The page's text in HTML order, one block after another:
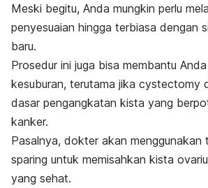
Meski begitu, Anda mungkin perlu
penyesuaian hingga terbiasa dengan
baru.
Prosedur ini juga bisa membantu
kesuburan, terutama jika cystectomy
dasar pengangkatan kista yang
kanker.
Pasalnya, dokter akan menggunakan
sparing untuk memisahkan kista
yang sehat.